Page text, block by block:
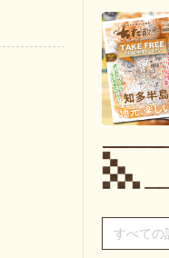
Search
for: